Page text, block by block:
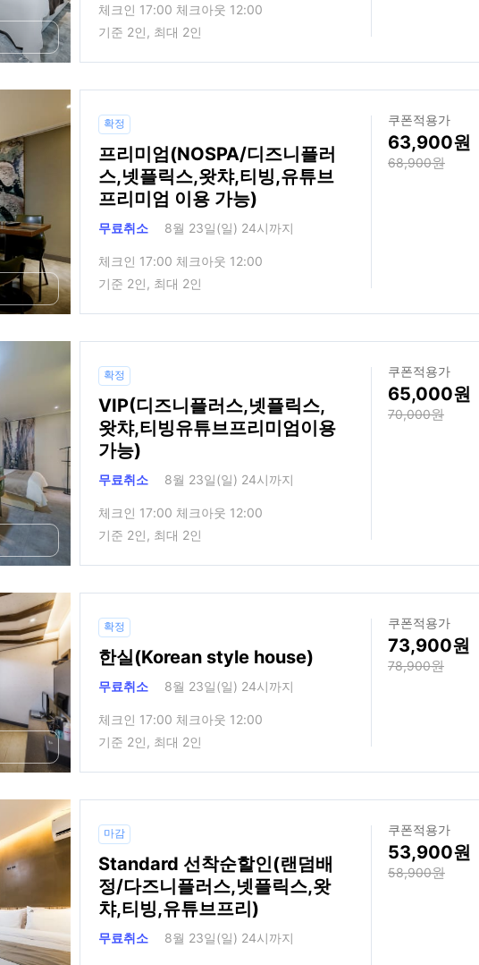
체크인 17:00 체크아웃 12:00
기준 2인, 최대 2인
확정
프리미엄(NOSPA/디즈니플러
스,넷플릭스,왓챠,티빙,유튜브
프리미엄 이용 가능)
무료취소 8월 23일(일) 24시까지
체크인 17:00 체크아웃 12:00
기준 2인, 최대 2인
쿠폰적용가
63,900
68,900
확정
VIP(디즈니플러스,넷플릭스,
왓챠,티빙유튜브프리미엄이용
가능)
무료취소 8월 23일(일) 24시까지
체크인 17:00 체크아웃 12:00
기준 2인, 최대 2인
쿠폰적용가
65,000
70,000
확정
한실(Korean style house)
무료취소 8월 23일(일) 24시까지
체크인 17:00 체크아웃 12:00
기준 2인, 최대 2인
쿠폰적용가
73,900
78,900
마감
Standard 선착순할인(랜덤배
정/다즈니플러스,넷플릭스,왓
챠,티빙,유튜브프리)
무료취소 8월 23일(일) 24시까지
쿠폰적용가
53,900
58,900